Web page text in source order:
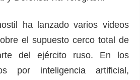
ha lanzado varios videos
el supuesto cerco total de
del ejército ruso. En los
por inteligencia artificial,